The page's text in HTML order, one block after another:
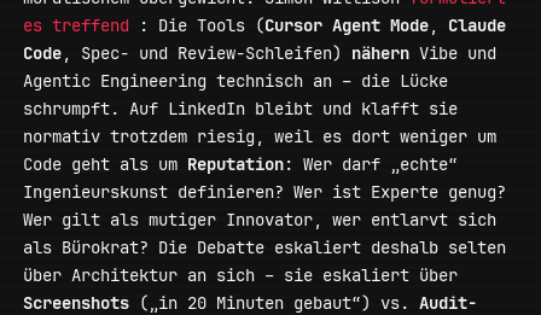
es treffend : Die Tools (Cursor Agent Mode
Claude
Code , Spec- und Review-Schleifen) nähern Vibe und
Agentic Engineering technisch an – die Lücke
schrumpft. Auf LinkedIn bleibt und klafft sie
normativ trotzdem riesig, weil es dort weniger um
Code geht als um Reputation: Wer darf „echte“
Ingenieurskunst definieren? Wer ist Experte genug?
Wer gilt als mutiger Innovator, wer entlarvt sich
als Bürokrat? Die Debatte eskaliert deshalb selten
über Architektur an sich – sie eskaliert über
Screenshots („in 20 Minuten gebaut“) vs.Audit-